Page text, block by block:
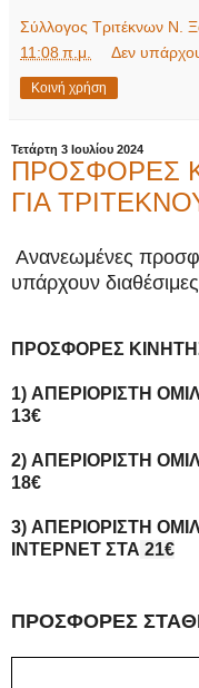
Σύλλογος Τριτέκνων Ν.
11:08 π.μ.
Δεν
Κοινή χρήση
Τετάρτη 3 Ιουλίου 2024
ΠΡΟΣΦΟΡΕΣ
ΓΙΑ
Ανανεωμένες
υπάρχουν
ΠΡΟΣΦΟΡΕΣ
1) ΑΠΕΡΙΟΡΙΣΤΗ
13€
2) ΑΠΕΡΙΟΡΙΣΤΗ
18€
3) ΑΠΕΡΙΟΡΙΣΤΗ
ΙΝΤΕΡΝΕΤ ΣΤΑ 21€
ΠΡΟΣΦΟΡΕΣ